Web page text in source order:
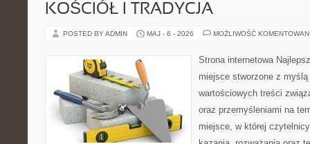
KOŚCIÓŁ I TRADYCJA
POSTED BY ADMIN MAJ - 6 - 2026 MOŻLIWOŚĆ
Strona internetowa
miejsce stworzone z
wartościowych treści
oraz przemyśleniami na
miejsce, w której